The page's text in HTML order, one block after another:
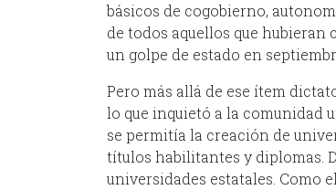
básicos de cogobierno,
de todos aquellos que
un golpe de estado en
Pero más allá de ese ítem
lo que inquietó a la comunidad
se permitía la creación de
títulos habilitantes y diplomas.
universidades estatales. Como